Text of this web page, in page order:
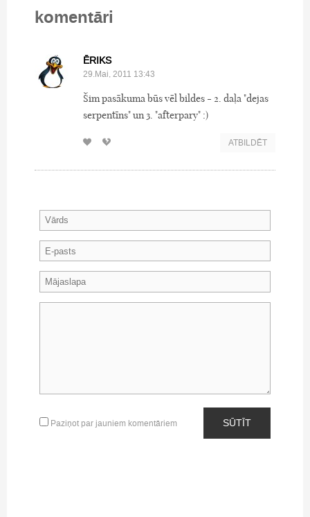
komentāri
ĒRIKS
29.Mai, 2011 13:43
Šim pasākuma būs vēl bildes - 2. daļa "dejas
serpentīns" un 3. "afterpary" :)
ATBILDĒT
Paziņot par jauniem komentāriem SŪTĪT